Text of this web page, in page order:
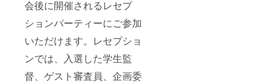
会後に開催されるレセプ
ションパーティーにご参加
いただけます。レセプショ
ンでは、入選した学生監
督、ゲスト審査員、企画委